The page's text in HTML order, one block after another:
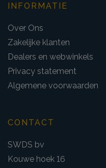
INFORMATIE
Over Ons
Zakelijke klanten
Dealers en webwinkels
Privacy statement
Algemene voorwaarden
CONTACT
SWDS bv
Kouwe hoek 16